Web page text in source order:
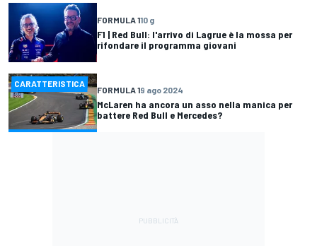
FORMULA 110 g
F1 | Red Bull: l'arrivo di Lagrue è la mossa per
rifondare il programma giovani
CARATTERISTICA
FORMULA 19 ago 2024
McLaren ha ancora un asso nella manica per
battere Red Bull e Mercedes?